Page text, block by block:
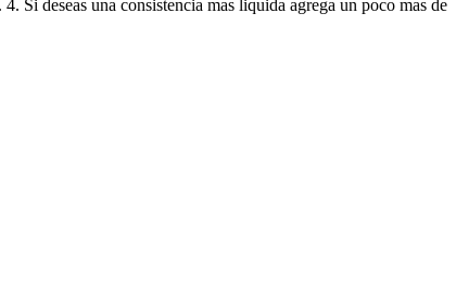
Si deseas una consistencia mas liquida agrega un poco mas de